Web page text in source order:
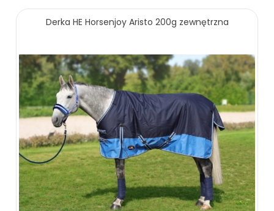
Derka HE Horsenjoy Aristo 200g zewnętrzna